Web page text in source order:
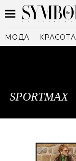
МОДА КРАСОТА
SPORTMAX